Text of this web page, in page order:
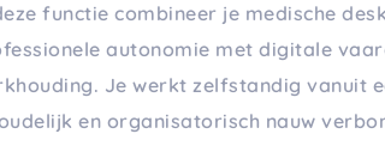
functie combineer je medische
autonomie met digitale
Je werkt zelfstandig vanuit
en organisatorisch nauw